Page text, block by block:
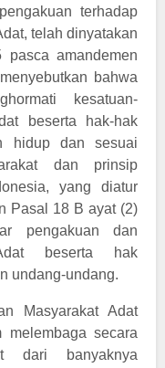
terhadap
telah dinyatakan
amandemen
bahwa
kesatuan-
beserta hak-hak
hidup dan sesuai
dan prinsip
yang diatur
Pasal 18 B ayat (2)
pengakuan dan
beserta hak
undang-undang.
Masyarakat Adat
secara
dari banyaknya